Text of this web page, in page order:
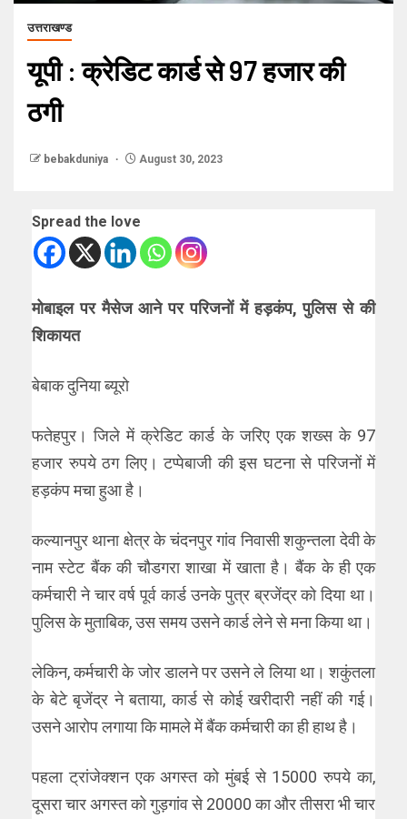
उत्तराखण्ड
यूपी : क्रेडिट कार्ड से 97 हजार की
ठगी
bebakduniya August 30, 2023
Spread the love
मोबाइल पर मैसेज आने पर परिजनों में हड़कंप, पुलिस से की
शिकायत
बेबाक दुनिया ब्यूरो
फतेहपुर। जिले में क्रेडिट कार्ड के जरिए एक शख्स के 97
हजार रुपये ठग लिए। टप्पेबाजी की इस घटना से परिजनों में
हड़कंप मचा हुआ है।
कल्यानपुर थाना क्षेत्र के चंदनपुर गांव निवासी शकुन्तला देवी के
नाम स्टेट बैंक की चौडगरा शाखा में खाता है। बैंक के ही एक
कर्मचारी ने चार वर्ष पूर्व कार्ड उनके पुत्र ब्रजेंद्र को दिया था।
पुलिस के मुताबिक, उस समय उसने कार्ड लेने से मना किया था।
लेकिन, कर्मचारी के जोर डालने पर उसने ले लिया था। शकुंतला
के बेटे बृजेंद्र ने बताया, कार्ड से कोई खरीदारी नहीं की गई।
उसने आरोप लगाया कि मामले में बैंक कर्मचारी का ही हाथ है।
पहला ट्रांजेक्शन एक अगस्त को मुंबई से 15000 रुपये का,
दूसरा चार अगस्त को गुड़गांव से 20000 का और तीसरा भी चार